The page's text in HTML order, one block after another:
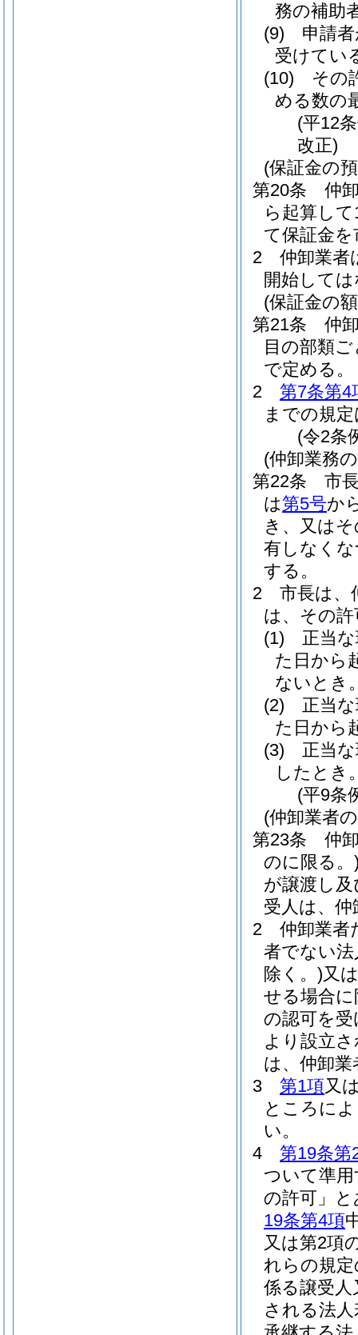
務の補助
(9)
申請
受けてい
(10)
その
める数の
(平12
改正)
(保証金の
第20条
仲
ら起算し
て保証金
2
仲卸業者
開始して
(保証金の
第21条
仲
目の部類
で定める。
2
第7条第4
までの規
(令2条
(仲卸業務
第22条
市
は第5号か
き、又は
有しなく
する。
2
市長は、
は、その
(1)
正当
た日から
ないとき
(2)
正当
た日から
(3)
正当
したとき
(平9条
(仲卸業者
第23条
仲
のに限る。
が譲渡し
受人は、
2
仲卸業者
者でない
除く。)又
せる場合
の認可を
より設立
は、仲卸
3
第1項又
ところに
い。
4
第19条第
ついて準
の許可」
19条第4項
又は第2項
れらの規
係る譲受
される法